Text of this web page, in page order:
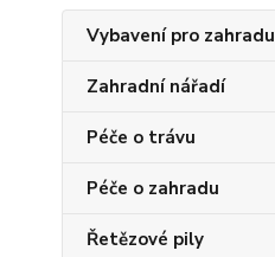
Vybavení pro zahradu
Zahradní nářadí
Péče o trávu
Péče o zahradu
Řetězové pily